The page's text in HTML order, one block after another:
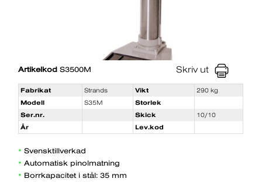
Artikelkod S3500M Skriv ut
Fabrikat Strands Vikt
290 kg
Modell
S35M
Storlek
Ser.nr.
Skick
10/10
År
Lev.kod
*Svensktillverkad
*Automatisk pinolmatning
* Borrkapacitet i stål: 35 mm